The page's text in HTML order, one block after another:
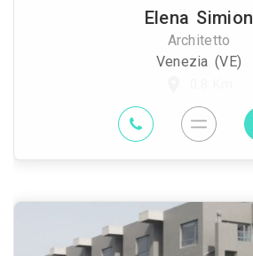
Elena Simion
Architetto
Venezia (VE)